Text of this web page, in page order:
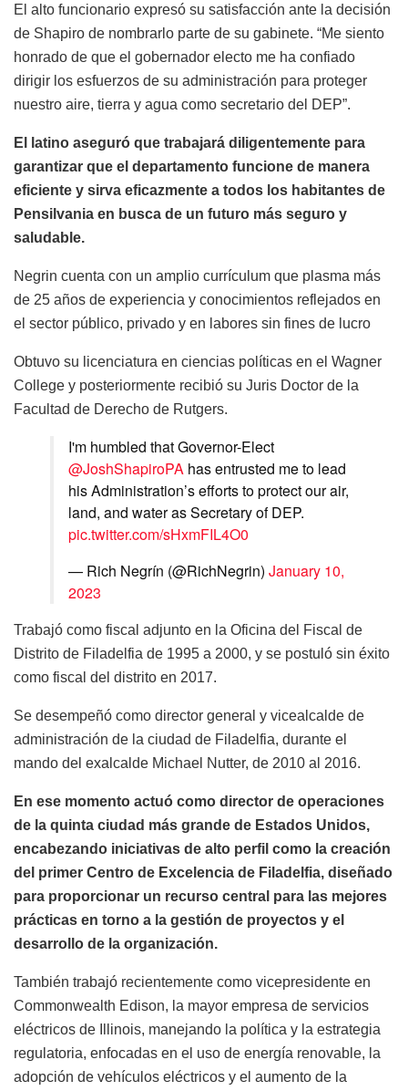
El alto funcionario expresó su satisfacción ante la decisión
de Shapiro de nombrarlo parte de su gabinete. “Me siento
honrado de que el gobernador electo me ha confiado
dirigir los esfuerzos de su administración para proteger
nuestro aire, tierra y agua como secretario del DEP”.
El latino aseguró que trabajará diligentemente para
garantizar que el departamento funcione de manera
eficiente y sirva eficazmente a todos los habitantes de
Pensilvania en busca de un futuro más seguro y
saludable.
Negrin cuenta con un amplio currículum que plasma más
de 25 años de experiencia y conocimientos reflejados en
el sector público, privado y en labores sin fines de lucro
Obtuvo su licenciatura en ciencias políticas en el Wagner
College y posteriormente recibió su Juris Doctor de la
Facultad de Derecho de Rutgers.
I'm humbled that Governor-Elect
@JoshShapiroPA has entrusted me to lead
his Administration’s efforts to protect our air,
land, and water as Secretary of DEP.
pic.twitter.com/sHxmFIL4O0
— Rich Negrín (@RichNegrin) January 10,
2023
Trabajó como fiscal adjunto en la Oficina del Fiscal de
Distrito de Filadelfia de 1995 a 2000, y se postuló sin éxito
como fiscal del distrito en 2017.
Se desempeñó como director general y vicealcalde de
administración de la ciudad de Filadelfia, durante el
mando del exalcalde Michael Nutter, de 2010 al 2016.
En ese momento actuó como director de operaciones
de la quinta ciudad más grande de Estados Unidos,
encabezando iniciativas de alto perfil como la creación
del primer Centro de Excelencia de Filadelfia, diseñado
para proporcionar un recurso central para las mejores
prácticas en torno a la gestión de proyectos y el
desarrollo de la organización.
También trabajó recientemente como vicepresidente en
Commonwealth Edison, la mayor empresa de servicios
eléctricos de Illinois, manejando la política y la estrategia
regulatoria, enfocadas en el uso de energía renovable, la
adopción de vehículos eléctricos y el aumento de la